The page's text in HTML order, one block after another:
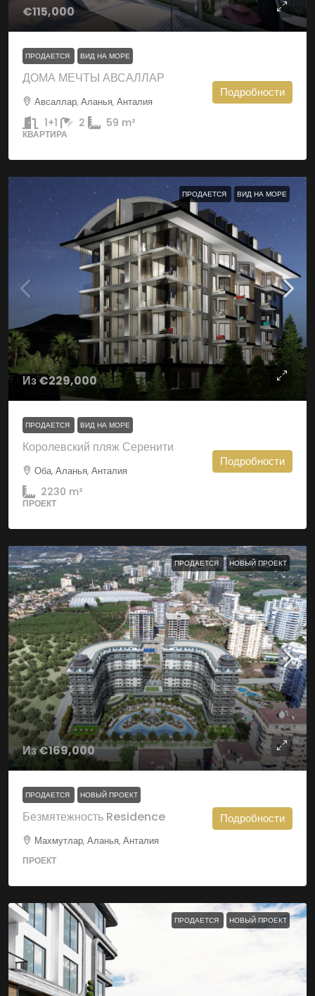
€115,000
ПРОДАЕТСЯ ВИД НА МОРЕ
ДОМА МЕЧТЫ АВСАЛЛАР
Авсаллар, Аланья, Анталия
1+1 2 59 m²
КВАРТИРА
Подробности
ПРОДАЕТСЯ ВИД НА МОРЕ
Из€229,000
ПРОДАЕТСЯ ВИД НА МОРЕ
Королевский пляж Серенити
Оба, Аланья, Анталия
2230 m²
ПРОЕКТ
Подробности
ПРОДАЕТСЯ НОВЫЙ ПРОЕКТ
Из€169,000
ПРОДАЕТСЯ НОВЫЙ ПРОЕКТ
Безмятежность Residence
Махмутлар, Аланья, Анталия
ПРОЕКТ
Подробности
ПРОДАЕТСЯ НОВЫЙ ПРОЕКТ